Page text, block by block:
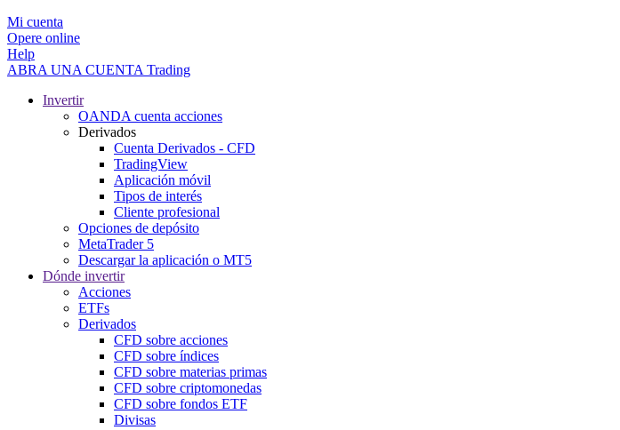
Mi cuenta
Opere online
Help
ABRA UNA CUENTA Trading
Invertir
OANDA cuenta acciones
Derivados
Cuenta Derivados - CFD
TradingView
Aplicación móvil
Tipos de interés
Cliente profesional
Opciones de depósito
MetaTrader 5
Descargar la aplicación o MT5
Dónde invertir
Acciones
ETFs
Derivados
CFD sobre acciones
CFD sobre índices
CFD sobre materias primas
CFD sobre criptomonedas
CFD sobre fondos ETF
Divisas